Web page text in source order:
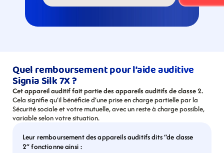
Quel remboursement pour l’aide auditive
Signia Silk 7X ?
Cet appareil auditif fait partie des appareils auditifs de classe 2.
Cela signifie qu’il bénéficie d’une prise en charge partielle par la
Sécurité sociale et votre mutuelle, avec un reste à charge possible,
variable selon votre situation.
Leur remboursement des appareils auditifs dits “de classe
2” fonctionne ainsi :